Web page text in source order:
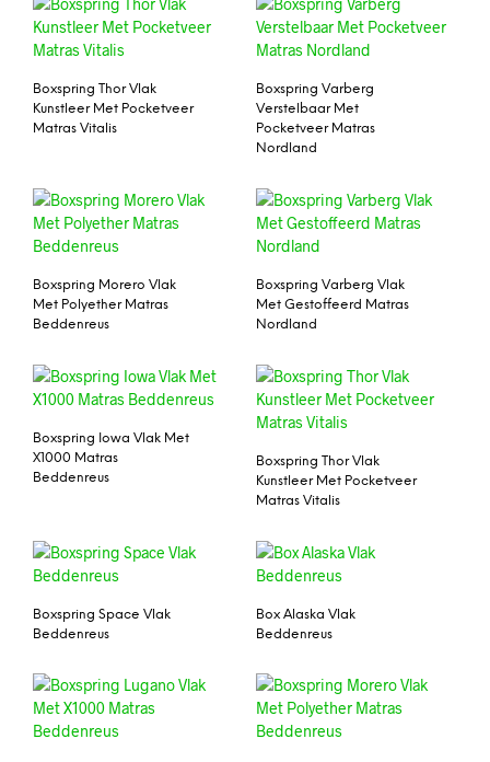
Boxspring Thor Vlak
Kunstleer Met Pocketveer
Matras Vitalis
Boxspring Varberg
Verstelbaar Met
Pocketveer Matras
Nordland
Boxspring Morero Vlak
Met Polyether Matras
Beddenreus
Boxspring Varberg Vlak
Met Gestoffeerd Matras
Nordland
Boxspring Iowa Vlak Met
X1000 Matras
Beddenreus
Boxspring Thor Vlak
Kunstleer Met Pocketveer
Matras Vitalis
Boxspring Space Vlak
Beddenreus
Box Alaska Vlak
Beddenreus